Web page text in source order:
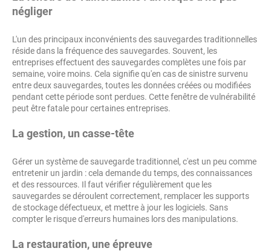
négliger
L'un des principaux inconvénients des sauvegardes traditionnelles
réside dans la fréquence des sauvegardes. Souvent, les
entreprises effectuent des sauvegardes complètes une fois par
semaine, voire moins. Cela signifie qu'en cas de sinistre survenu
entre deux sauvegardes, toutes les données créées ou modifiées
pendant cette période sont perdues. Cette fenêtre de vulnérabilité
peut être fatale pour certaines entreprises.
La gestion, un casse-tête
Gérer un système de sauvegarde traditionnel, c'est un peu comme
entretenir un jardin : cela demande du temps, des connaissances
et des ressources. Il faut vérifier régulièrement que les
sauvegardes se déroulent correctement, remplacer les supports
de stockage défectueux, et mettre à jour les logiciels. Sans
compter le risque d'erreurs humaines lors des manipulations.
La restauration, une épreuve